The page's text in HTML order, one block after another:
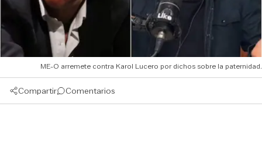
ME-O arremete contra Karol Lucero por dichos sobre la paternidad.
Compartir Comentarios